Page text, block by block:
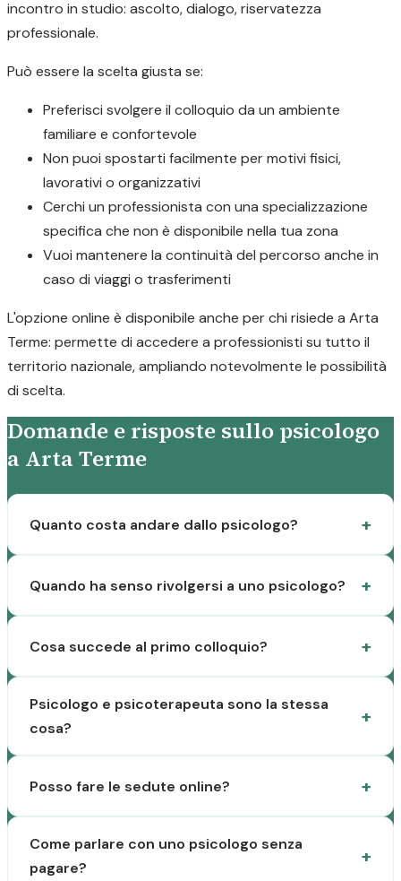
incontro in studio: ascolto, dialogo, riservatezza
professionale.
Può essere la scelta giusta se:
Preferisci svolgere il colloquio da un ambiente
familiare e confortevole
Non puoi spostarti facilmente per motivi fisici,
lavorativi o organizzativi
Cerchi un professionista con una specializzazione
specifica che non è disponibile nella tua zona
Vuoi mantenere la continuità del percorso anche in
caso di viaggi o trasferimenti
L'opzione online è disponibile anche per chi risiede a Arta
Terme: permette di accedere a professionisti su tutto il
territorio nazionale, ampliando notevolmente le possibilità
di scelta.
Domande e risposte sullo psicologo
a Arta Terme
Quanto costa andare dallo psicologo?
Quando ha senso rivolgersi a uno psicologo?
Cosa succede al primo colloquio?
Psicologo e psicoterapeuta sono la stessa
cosa?
Posso fare le sedute online?
Come parlare con uno psicologo senza
pagare?